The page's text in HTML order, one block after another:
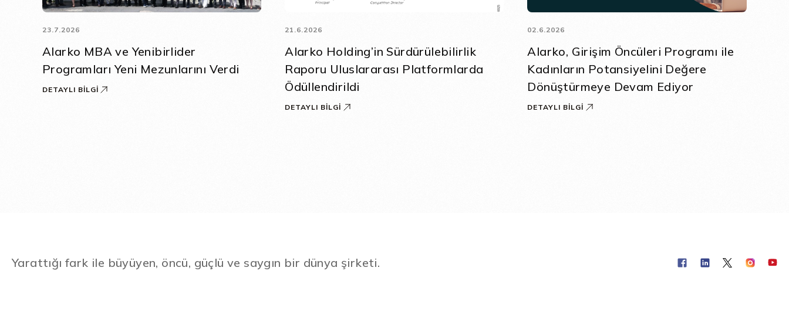
23.7.2026
Alarko MBA ve Yenibirlider
Programları Yeni Mezunlarını Verdi
DETAYLI BILGI
21.6.2026
Alarko Holding’in Sürdürülebilirlik
Raporu Uluslararası Platformlarda
Ödüllendirildi
DETAYLI BILGI
02.6.2026
Alarko, Girişim Öncüleri Programı ile
Kadınların Potansiyelini Değere
Dönüştürmeye Devam Ediyor
DETAYLI BILGI
Yarattığı fark ile büyüyen, öncü, güçlü ve saygın bir dünya şirketi.